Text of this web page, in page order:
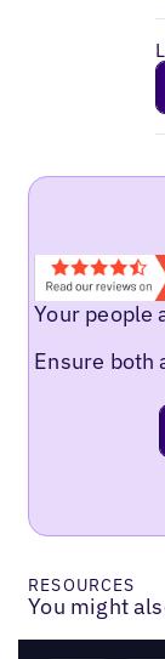
Your people
Ensure both
RESOURCES
You might